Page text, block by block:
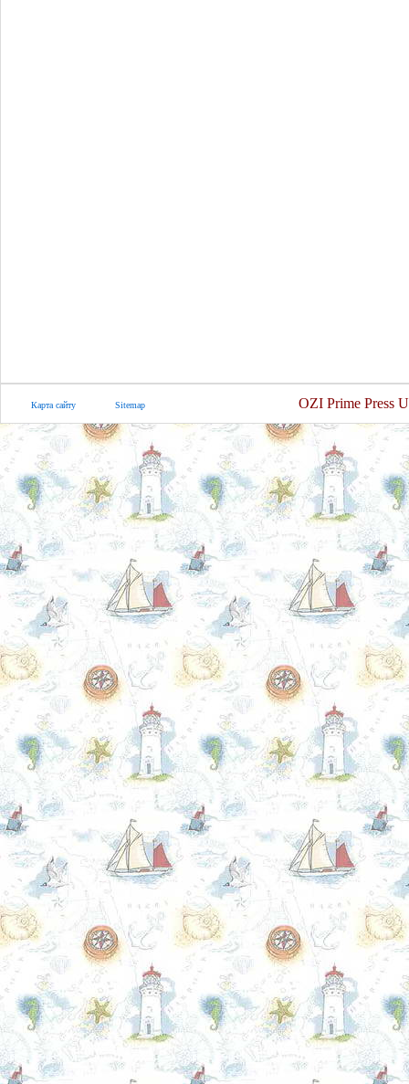
Карта сайту Sitemap OZI Prime Press